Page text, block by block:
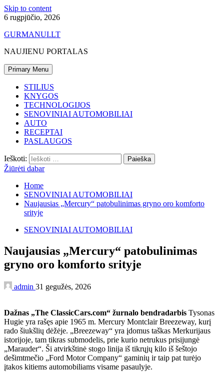
Skip to content
6 rugpjūčio, 2026
GURMANUI.LT
NAUJIENU PORTALAS
Primary Menu
STILIUS
KNYGOS
TECHNOLOGIJOS
SENOVINIAI AUTOMOBILIAI
AUTO
RECEPTAI
PASLAUGOS
Ieškoti:
Žiūrėti dabar
Home
SENOVINIAI AUTOMOBILIAI
Naujausias „Mercury“ patobulinimas gryno oro komforto
srityje
SENOVINIAI AUTOMOBILIAI
Naujausias „Mercury“ patobulinimas
gryno oro komforto srityje
admin 31 gegužės, 2026
Dažnas „The ClassicCars.com“ žurnalo bendradarbis Tysonas
Hugie yra rašęs apie 1965 m. Mercury Montclair Breezeway, kurį
rado šiukšlių dėžėje. „Breezeway“ yra įdomus taškas Merkurijaus
istorijoje, tam tikras submodelis, prie kurio netrukus prisijungė
„Marauder“. Ši atvirkštinė stogo linija iš tikrųjų kilo iš šeštojo
dešimtmečio „Ford Motor Company“ gaminių ir taip pat turėjo
įtakos kitiems automobiliams visame pasaulyje.